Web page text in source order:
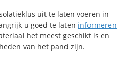
uit te laten voeren in
u goed te laten informeren
het meest geschikt is en
van het pand zijn.